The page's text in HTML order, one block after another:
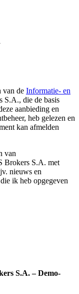
van de Informatie- en
die de basis
aanbieding en
heb gelezen en
kan afmelden
van
Brokers S.A. met
nieuws en
ik heb opgegeven
S.A. – Demo-